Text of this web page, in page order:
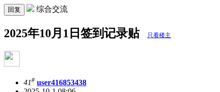
回复 综合交流
2025年10月1日签到记录贴 只看楼主
41# user416853438